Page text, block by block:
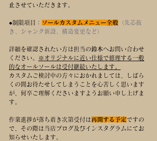
止 させていただきます。
●制限項目： ソールカスタムメニュー全般 （先芯抜
き、シャンク新設、構造変更など）
詳細を確認されたい方は担当の鈴木へお問い合わせ
ください。 ※オリジナルに近い仕様で修理する一般
的なオールソールは受付継続いたします。
カスタムご検討中の方々におかれましては、しばら
くの間お待たせしてしまうことを心苦しく思います
が、何卒ご理解くださいますようお願い申し上げま
す。
作業進捗が落ち着き次第受付は再開する予定ですの
で、その際は当店ブログ及びインスタグラムにてお
知らせいたします。